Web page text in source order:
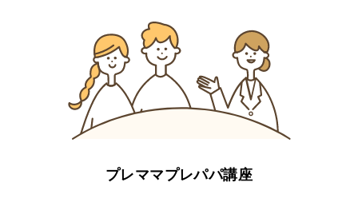
プレママプレパパ講座